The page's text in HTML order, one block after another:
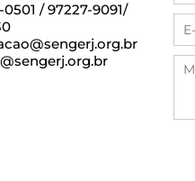
0501 / 97227-9091/